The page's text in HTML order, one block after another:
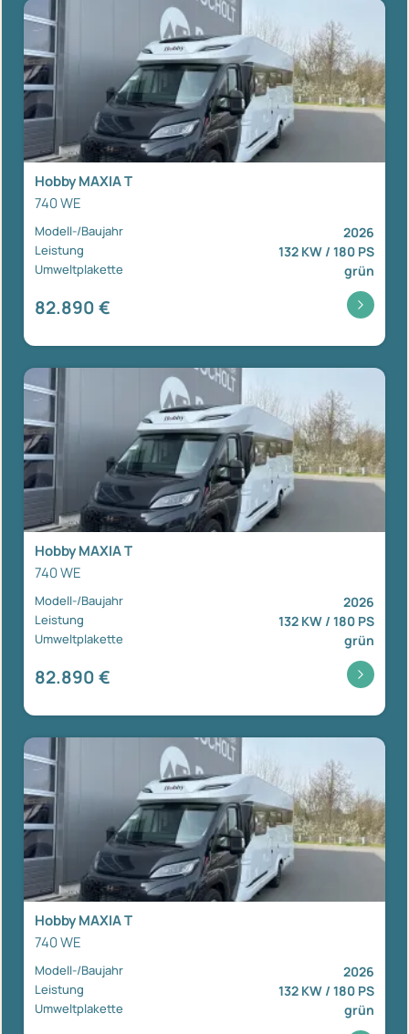
Hobby MAXIA T
740 WE
Modell-/Baujahr 2026
Leistung 132 KW / 180 PS
Umweltplakette grün
82.890 €
Hobby MAXIA T
740 WE
Modell-/Baujahr 2026
Leistung 132 KW / 180 PS
Umweltplakette grün
82.890 €
Hobby MAXIA T
740 WE
Modell-/Baujahr 2026
Leistung 132 KW / 180 PS
Umweltplakette grün